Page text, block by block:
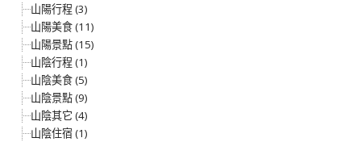
山陽行程 (3)
山陽美食 (11)
山陽景點 (15)
山陰行程 (1)
山陰美食 (5)
山陰景點 (9)
山陰其它 (4)
山陰住宿 (1)